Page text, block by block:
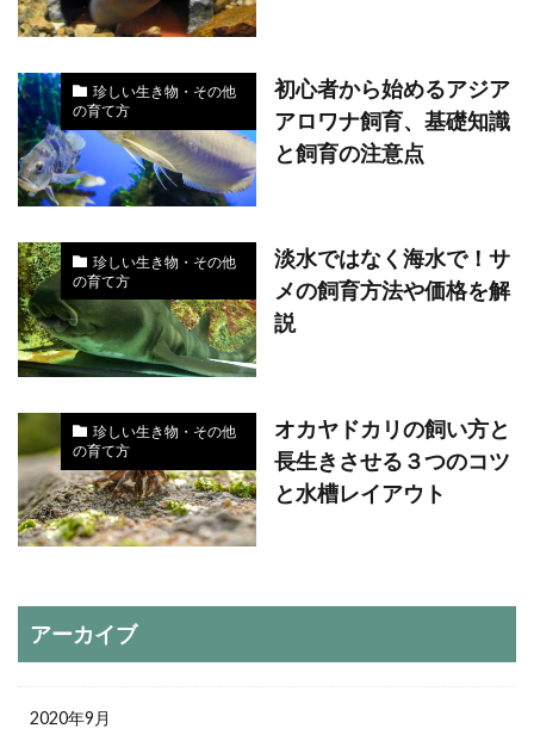
珍しい生き物・その他
の育て方
初心者から始めるアジア
アロワナ飼育、基礎知識
と飼育の注意点
珍しい生き物・その他
の育て方
淡水ではなく海水で！サ
メの飼育方法や価格を解
説
珍しい生き物・その他
の育て方
オカヤドカリの飼い方と
長生きさせる３つのコツ
と水槽レイアウト
アーカイブ
2020年9月